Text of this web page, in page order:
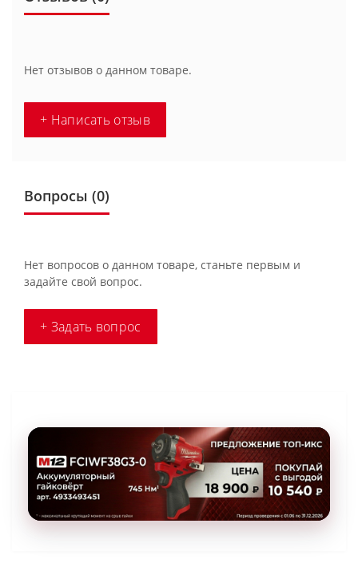
Нет отзывов о данном товаре.
+ Написать отзыв
Вопросы (0)
Нет вопросов о данном товаре, станьте первым и
задайте свой вопрос.
+ Задать вопрос